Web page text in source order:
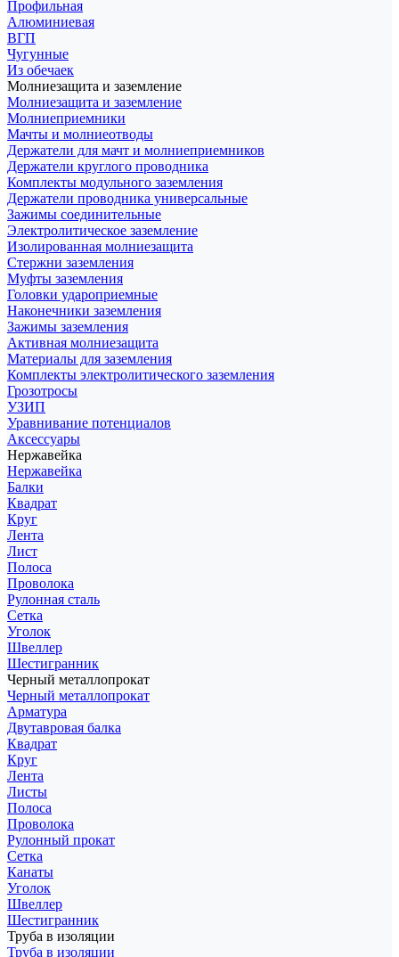
Профильная
Алюминиевая
ВГП
Чугунные
Из обечаек
Молниезащита и заземление
Молниезащита и заземление
Молниеприемники
Мачты и молниеотводы
Держатели для мачт и молниеприемников
Держатели круглого проводника
Комплекты модульного заземления
Держатели проводника универсальные
Зажимы соединительные
Электролитическое заземление
Изолированная молниезащита
Стержни заземления
Муфты заземления
Головки удароприемные
Наконечники заземления
Зажимы заземления
Активная молниезащита
Материалы для заземления
Комплекты электролитического заземления
Грозотросы
УЗИП
Уравнивание потенциалов
Аксессуары
Нержавейка
Нержавейка
Балки
Квадрат
Круг
Лента
Лист
Полоса
Проволока
Рулонная сталь
Сетка
Уголок
Швеллер
Шестигранник
Черный металлопрокат
Черный металлопрокат
Арматура
Двутавровая балка
Квадрат
Круг
Лента
Листы
Полоса
Проволока
Рулонный прокат
Сетка
Канаты
Уголок
Швеллер
Шестигранник
Труба в изоляции
Труба в изоляции